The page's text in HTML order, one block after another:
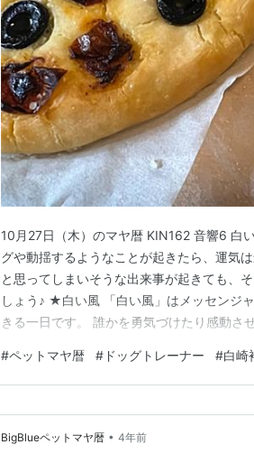
10月27日（木）のマヤ暦 KIN162 音響6
グや動揺するようなことが起きたら、運気
と思ってしまいそうな出来事が起きても、
しょう♪ ★白い風 「白い風」はメッセンジ
きる一日です。 誰かを勇気づけたり感動さ
間） たくさんの方と心を開いて話してみま
とん本気で語り合ってくだ…
#ペットマヤ暦 # ドッグトレーナー #白崎
BigBlueペットマヤ暦 • 4年前